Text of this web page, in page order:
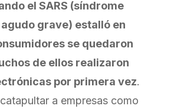
el SARS (síndrome
grave) estalló en
se quedaron
de ellos realizaron
por primera vez.
a empresas como